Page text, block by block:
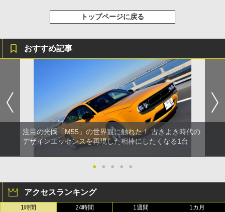
トップページに戻る
おすすめ記事
注目の光岡「M55」の世界観に触れた！ 古きよき時代の
デザインエッセンスを再現した相棒にしたくなる1台
● ● ● ● ●
アクセスランキング
1時間 24時間 1週間 1カ月